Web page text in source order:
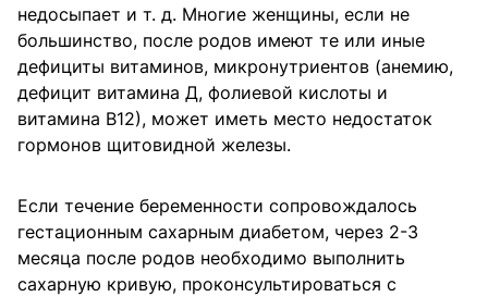
недосыпает и т. д. Многие женщины, если не
большинство, после родов имеют те или иные
дефициты витаминов, микронутриентов (анемию,
дефицит витамина Д, фолиевой кислоты и
витамина В12), может иметь место недостаток
гормонов щитовидной железы.
Если течение беременности сопровождалось
гестационным сахарным диабетом, через 2-3
месяца после родов необходимо выполнить
сахарную кривую, проконсультироваться с